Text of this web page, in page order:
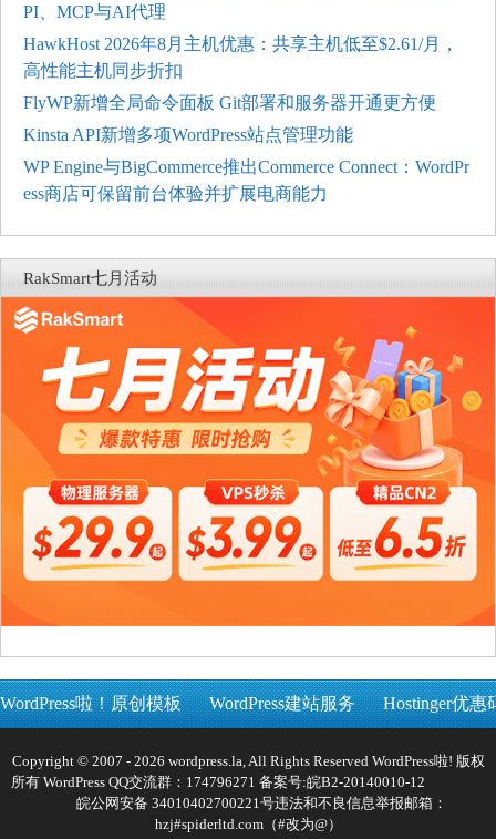
PI、MCP与AI代理
HawkHost 2026年8月主机优惠：共享主机低至$2.61/月，
高性能主机同步折扣
FlyWP新增全局命令面板 Git部署和服务器开通更方便
Kinsta API新增多项WordPress站点管理功能
WP Engine与BigCommerce推出Commerce Connect：WordPr
ess商店可保留前台体验并扩展电商能力
RakSmart七月活动
WordPress啦！原创模板 WordPress建站服务 Hostinger优惠
Copyright © 2007 - 2026 wordpress.la, All Rights Reserved WordPress啦! 版权
所有 WordPress QQ交流群：174796271 备案号:皖B2-20140010-12
皖公网安备 34010402700221号违法和不良信息举报邮箱：
hzj#spiderltd.com（#改为@）